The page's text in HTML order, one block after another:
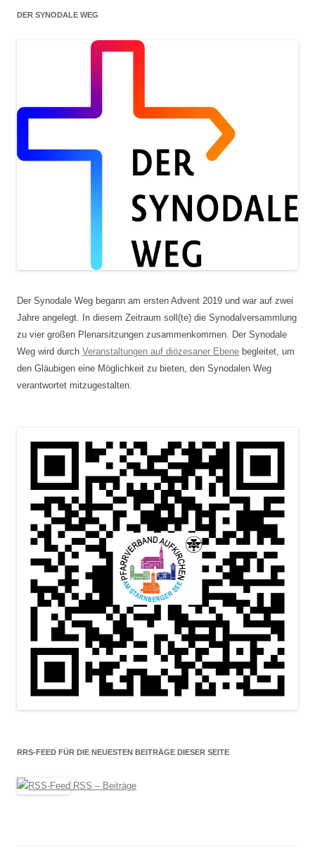
DER SYNODALE WEG
Der Synodale Weg begann am ersten Advent 2019 und war auf zwei
Jahre angelegt. In diesem Zeitraum soll(te) die Synodalversammlung
zu vier großen Plenarsitzungen zusammenkommen. Der Synodale
Weg wird durch Veranstaltungen auf diözesaner Ebene begleitet, um
den Gläubigen eine Möglichkeit zu bieten, den Synodalen Weg
verantwortet mitzugestalten.
RRS-FEED FÜR DIE NEUESTEN BEITRÄGE DIESER SEITE
RSS – Beiträge